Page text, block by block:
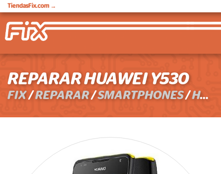
TiendasFix.com →
REPARAR HUAWEI Y530
FIX/REPARAR/SMARTPHONES/HUAWEI